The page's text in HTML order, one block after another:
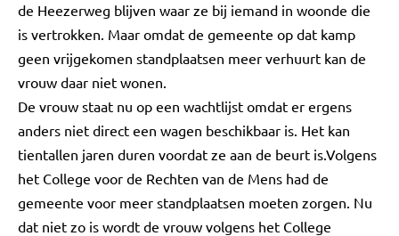
de Heezerweg blijven waar ze bij iemand in woonde die
is vertrokken. Maar omdat de gemeente op dat kamp
geen vrijgekomen standplaatsen meer verhuurt kan de
vrouw daar niet wonen.
De vrouw staat nu op een wachtlijst omdat er ergens
anders niet direct een wagen beschikbaar is. Het kan
tientallen jaren duren voordat ze aan de beurt is.Volgens
het College voor de Rechten van de Mens had de
gemeente voor meer standplaatsen moeten zorgen. Nu
dat niet zo is wordt de vrouw volgens het College